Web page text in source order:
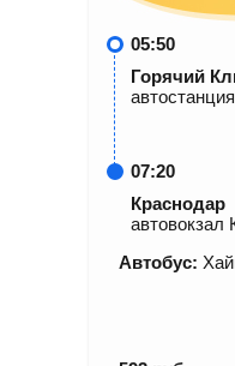
05:50
Горячий
07:20
Краснодар
автовокзал
Автобус: